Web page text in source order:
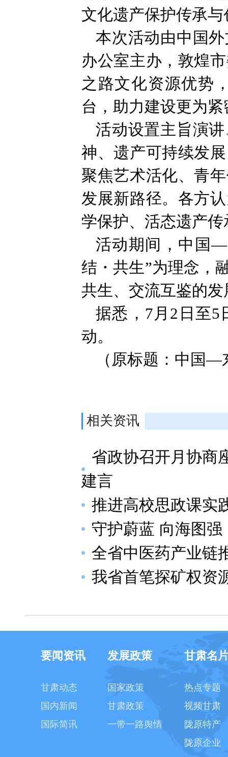
文化遗产保护传承
本次活动由中国
办公室主办，敦煌
之路文化资源优势
台，助力建设更为
活动设置主旨演
神、遗产可持续发
聚焦艺术活化、青
发展新路径。各方
学保护、活态遗产
活动期间，中国—
结・共生”为理念，
共生、交流互鉴的发
据悉，7月2日至
动。
（原标题：中国
相关资讯
省政协召开月协商
建言
推进高校思政课实
守护蔚蓝 向海图强
全省中医药产业链
我省首笔探矿权资
要闻资讯
甘肃动态
国内新闻
国际简讯
发展政策
国家政策
甘肃政策
一带一路舆情
甘肃名
热点专题
视频甘肃
陇原特产
陇原企业